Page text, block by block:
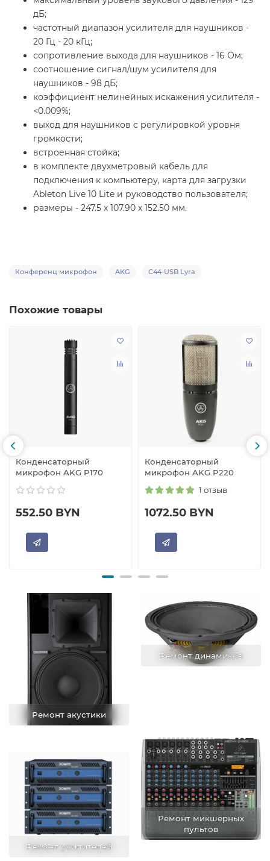
дБ;
частотный диапазон усилителя для наушников -
20 Гц - 20 кГц;
сопротивление выхода для наушников - 16 Ом;
соотношение сигнал/шум усилителя для
наушников - 98 дБ;
коэффициент нелинейных искажения усилителя -
<0.009%;
выход для наушников с регулировкой уровня
громкости;
встроенная стойка;
в комплекте двухметровый кабель для
подключения к компьютеру, карта для загрузки
Ableton Live 10 Lite и руководство пользователя;
размеры - 247.5 х 107.90 х 152.50 мм.
Конференц микрофон AKG C44-USB Lyra
Похожие товары
Конденсаторный
микрофон AKG P170
552.50 BYN
Конденсаторный
микрофон AKG P220
1 отзыв
1072.50 BYN
Ремонт акустики
Ремонт динамиков
Ремонт усилителей
Ремонт микшерных
пультов